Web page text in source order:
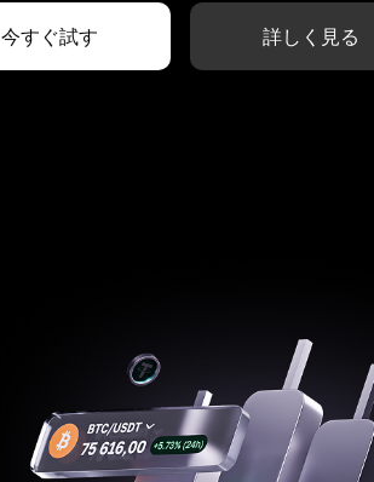
今すぐ試す 詳しく見る